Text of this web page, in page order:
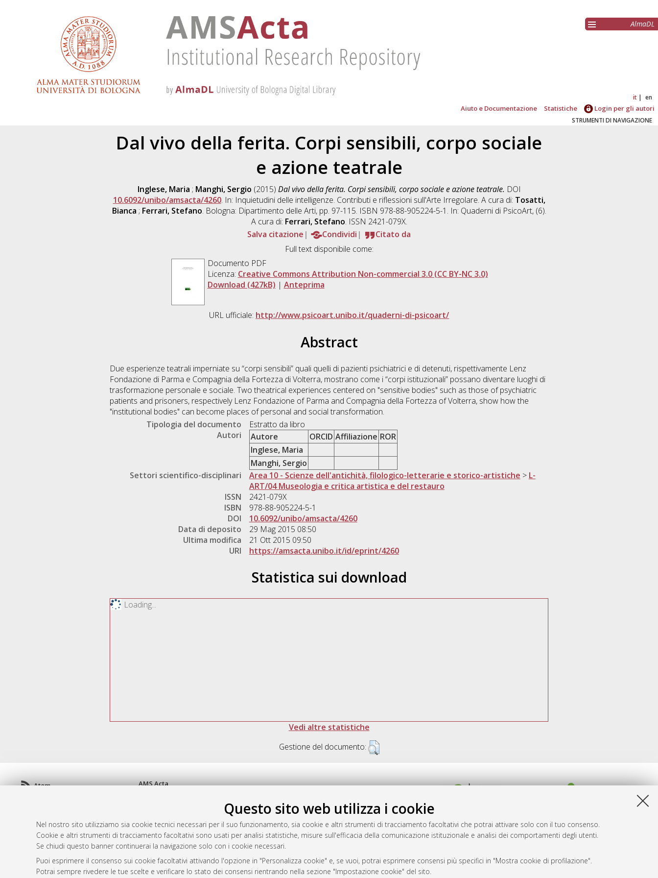
Questo sito web utilizza i cookie
Nel nostro sito utilizziamo sia cookie tecnici necessari per il suo funzionamento, sia cookie e altri strumenti di tracciamento facoltativi che potrai attivare solo con il tuo consenso.
Cookie e altri strumenti di tracciamento facoltativi sono usati per analisi statistiche, misure sull'efficacia della comunicazione istituzionale e analisi dei comportamenti degli utenti.
Se chiudi questo banner continuerai la navigazione solo con i cookie necessari.
Puoi esprimere il consenso sui cookie facoltativi attivando l'opzione in "Personalizza cookie" e, se vuoi, potrai esprimere consensi più specifici in "Mostra cookie di profilazione".
Potrai sempre rivedere le tue scelte e verificare lo stato dei consensi rientrando nella sezione "Impostazione cookie" del sito.
AlmaDL
it en
Aiuto e Documentazione Statistiche Login per gli autori
STRUMENTI DI NAVIGAZIONE
Dal vivo della ferita. Corpi sensibili, corpo sociale
e azione teatrale
Inglese, Maria ; Manghi, Sergio (2015) Dal vivo della ferita. Corpi sensibili, corpo sociale e azione teatrale. DOI
10.6092/unibo/amsacta/4260. In: Inquietudini delle intelligenze. Contributi e riflessioni sull'Arte Irregolare. A cura di: Tosatti,
Bianca ; Ferrari, Stefano. Bologna: Dipartimento delle Arti, pp. 97-115. ISBN 978-88-905224-5-1. In: Quaderni di PsicoArt, (6).
A cura di: Ferrari, Stefano. ISSN 2421-079X.
Salva citazione
Condividi
Citato da
Full text disponibile come:
Documento PDF
Licenza: Creative Commons Attribution Non-commercial 3.0 (CC BY-NC 3.0)
Download (427kB) | Anteprima
URL ufficiale: http://www.psicoart.unibo.it/quaderni-di-psicoart/
Abstract
Due esperienze teatrali imperniate su “corpi sensibili” quali quelli di pazienti psichiatrici e di detenuti, rispettivamente Lenz
Fondazione di Parma e Compagnia della Fortezza di Volterra, mostrano come i “corpi istituzionali” possano diventare luoghi di
trasformazione personale e sociale. Two theatrical experiences centered on "sensitive bodies" such as those of psychiatric
patients and prisoners, respectively Lenz Fondazione of Parma and Compagnia della Fortezza of Volterra, show how the
"institutional bodies" can become places of personal and social transformation.
Tipologia del documento
Estratto da libro
Autori
Autore ORCID Affiliazione ROR
Inglese, Maria
Manghi, Sergio
Settori scientifico-disciplinari
Area 10 - Scienze dell'antichità, filologico-letterarie e storico-artistiche > L-
ART/04 Museologia e critica artistica e del restauro
ISSN
2421-079X
ISBN
978-88-905224-5-1
DOI
10.6092/unibo/amsacta/4260
Data di deposito
29 Mag 2015 08:50
Ultima modifica
21 Ott 2015 09:50
URI
https://amsacta.unibo.it/id/eprint/4260
Statistica sui download
Loading...
Vedi altre statistiche
Gestione del documento:
Atom
AMS Acta
doi.org/10.17616/R3P19R
Servizio implementato e gestito da
AlmaDL
Impostazioni Cookie
Informativa sulla privacy
Condizioni d'uso del sito
Mission e policies del repository